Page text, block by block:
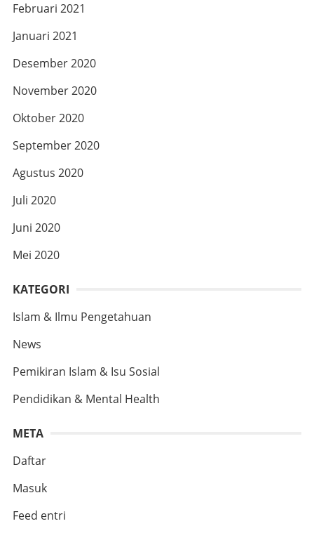
Februari 2021
Januari 2021
Desember 2020
November 2020
Oktober 2020
September 2020
Agustus 2020
Juli 2020
Juni 2020
Mei 2020
KATEGORI
Islam & Ilmu Pengetahuan
News
Pemikiran Islam & Isu Sosial
Pendidikan & Mental Health
META
Daftar
Masuk
Feed entri